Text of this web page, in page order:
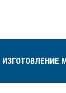
ИЗГОТОВЛЕНИЕ